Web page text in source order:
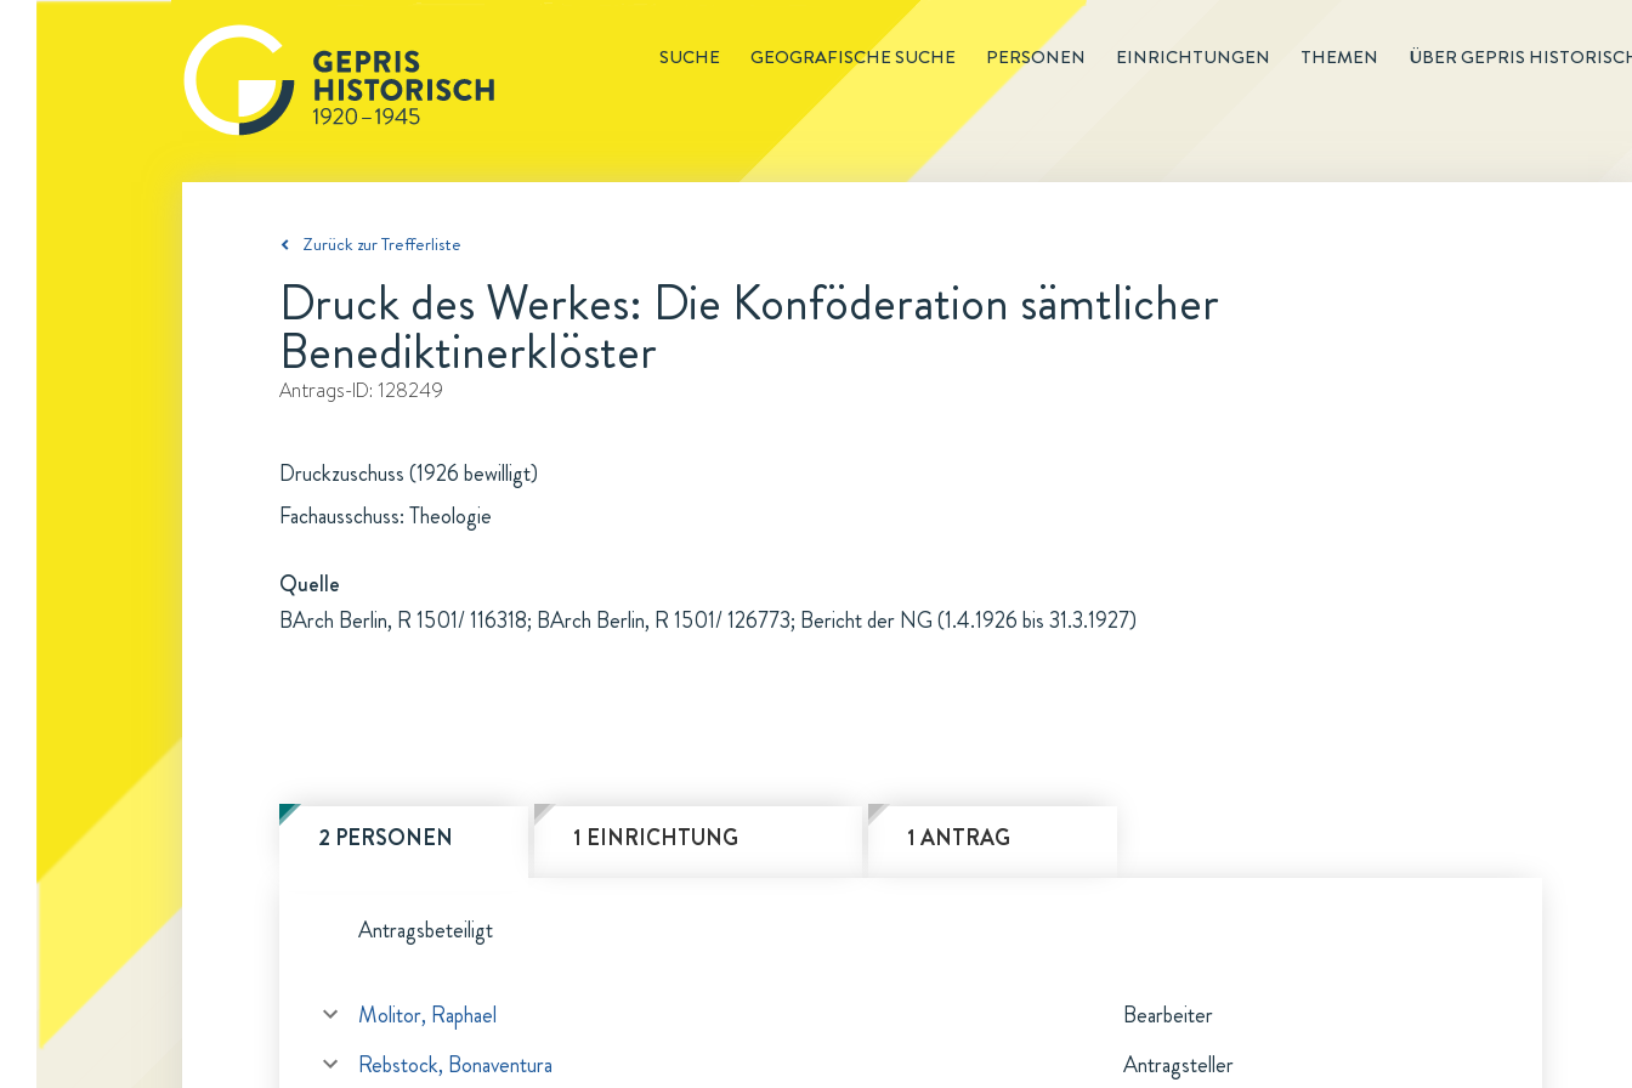
SUCHE GEOGRAFISCHE SUCHE PERSONEN EINRICHTUNGEN THEMEN ÜBER GEPRIS
Zurück zur Trefferliste
Druck des Werkes: Die Konföderation sämtlicher
Benediktinerklöster
Antrags-ID: 128249
Druckzuschuss (1926 bewilligt)
Fachausschuss: Theologie
Quelle
BArch Berlin, R 1501/ 116318; BArch Berlin, R 1501/ 126773; Bericht der NG (1.4.1926 bis 31.3.1927)
2 PERSONEN 1 EINRICHTUNG 1 ANTRAG
Antragsbeteiligt
Molitor, Raphael
Bearbeiter
Rebstock, Bonaventura
Antragsteller